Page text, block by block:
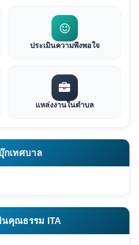
ประเมินความพึงพอใจ
แหล่งงานในตำบล
กเทศบาล
นคุณธรรม ITA